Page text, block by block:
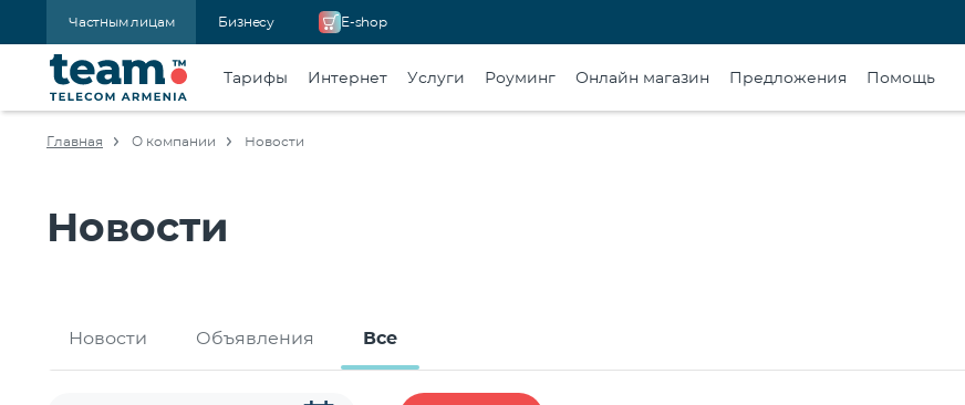
Частным лицам Бизнесу E-shop
Тарифы Интернет Услуги Роуминг Онлайн магазин Предложения Помощь
Главная О компании Новости
Новости
Новости Объявления Все